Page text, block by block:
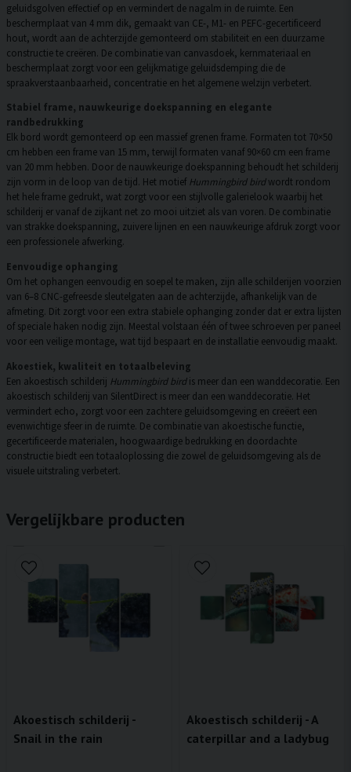
geluidsgolven effectief op en vermindert de nagalm in de ruimte. Een
beschermplaat van 4 mm dik, gemaakt van CE-, M1- en PEFC-gecertificeerd
hout, wordt aan de achterzijde gemonteerd om stabiliteit en een duurzame
constructie te creëren. De combinatie van canvasdoek, kernmateriaal en
beschermplaat zorgt voor een gelijkmatige geluidsdemping die de
spraakverstaanbaarheid, concentratie en het algemene welzijn verbetert.
Stabiel frame, nauwkeurige doekspanning en elegante
randbedrukking
Elk bord wordt gemonteerd op een massief grenen frame. Formaten tot 70×50
cm hebben een frame van 15 mm, terwijl formaten vanaf 90×60 cm een frame
van 20 mm hebben. Door de nauwkeurige doekspanning behoudt het schilderij
zijn vorm in de loop van de tijd. Het motief Hummingbird birdwordt rondom
het hele frame gedrukt, wat zorgt voor een stijlvolle galerielook waarbij het
schilderij er vanaf de zijkant net zo mooi uitziet als van voren. De combinatie
van strakke doekspanning, zuivere lijnen en een nauwkeurige afdruk zorgt voor
een professionele afwerking.
Eenvoudige ophanging
Om het ophangen eenvoudig en soepel te maken, zijn alle schilderijen voorzien
van 6–8 CNC-gefreesde sleutelgaten aan de achterzijde, afhankelijk van de
afmeting. Dit zorgt voor een extra stabiele ophanging zonder dat er extra lijsten
of speciale haken nodig zijn. Meestal volstaan één of twee schroeven per paneel
voor een veilige montage, wat tijd bespaart en de installatie eenvoudig maakt.
Akoestiek, kwaliteit en totaalbeleving
Een akoestisch schilderij Hummingbird birdis meer dan een wanddecoratie. Een
akoestisch schilderij van SilentDirect is meer dan een wanddecoratie. Het
vermindert echo, zorgt voor een zachtere geluidsomgeving en creëert een
evenwichtige sfeer in de ruimte. De combinatie van akoestische functie,
gecertificeerde materialen, hoogwaardige bedrukking en doordachte
constructie biedt een totaaloplossing die zowel de geluidsomgeving als de
visuele uitstraling verbetert.
Vergelijkbare producten
Akoestisch schilderij -
Snail in the rain
Akoestisch schilderij - A
caterpillar and a ladybug